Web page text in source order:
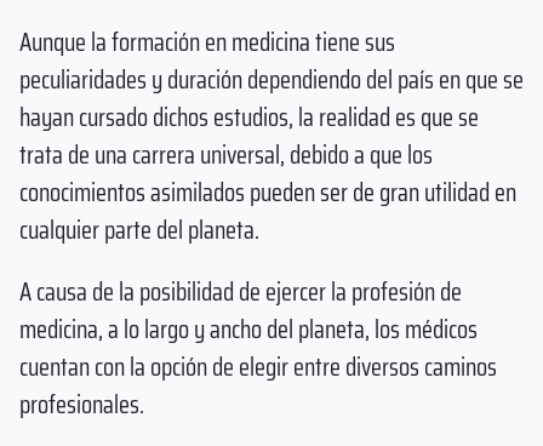
Aunque la formación en medicina tiene sus
peculiaridades y duración dependiendo del país en que se
hayan cursado dichos estudios, la realidad es que se
trata de una carrera universal, debido a que los
conocimientos asimilados pueden ser de gran utilidad en
cualquier parte del planeta.
A causa de la posibilidad de ejercer la profesión de
medicina, a lo largo y ancho del planeta, los médicos
cuentan con la opción de elegir entre diversos caminos
profesionales.